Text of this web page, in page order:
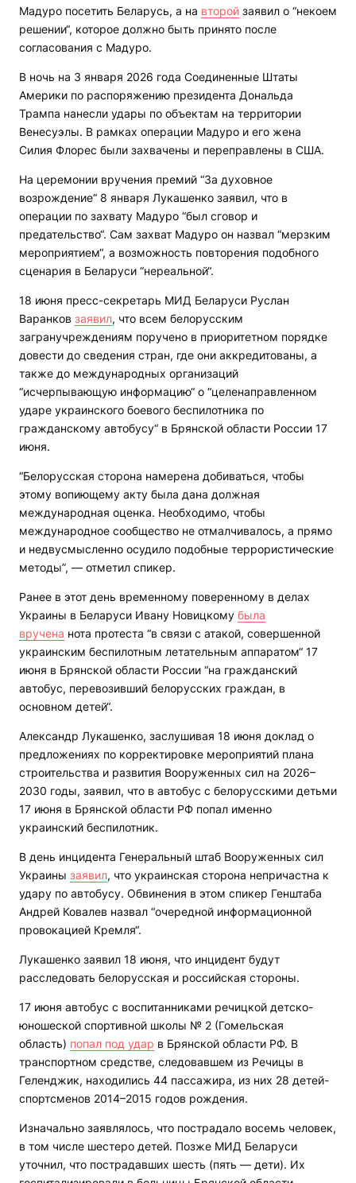
Мадуро посетить Беларусь, а на второй заявил о “некоем
решении“, которое должно быть принято после
согласования с Мадуро.
В ночь на 3 января 2026 года Соединенные Штаты
Америки по распоряжению президента Дональда
Трампа нанесли удары по объектам на территории
Венесуэлы. В рамках операции Мадуро и его жена
Силия Флорес были захвачены и переправлены в США.
На церемонии вручения премий “За духовное
возрождение“ 8 января Лукашенко заявил, что в
операции по захвату Мадуро “был сговор и
предательство“. Сам захват Мадуро он назвал “мерзким
мероприятием“, а возможность повторения подобного
сценария в Беларуси “нереальной“.
18 июня пресс-секретарь МИД Беларуси Руслан
Варанков заявил, что всем белорусским
загранучреждениям поручено в приоритетном порядке
довести до сведения стран, где они аккредитованы, а
также до международных организаций
“исчерпывающую информацию“ о “целенаправленном
ударе украинского боевого беспилотника по
гражданскому автобусу“ в Брянской области России 17
июня.
“Белорусская сторона намерена добиваться, чтобы
этому вопиющему акту была дана должная
международная оценка. Необходимо, чтобы
международное сообщество не отмалчивалось, а прямо
и недвусмысленно осудило подобные террористические
методы”, — отметил спикер.
Ранее в этот день временному поверенному в делах
Украины в Беларуси Ивану Новицкому была
вручена нота протеста “в связи с атакой, совершенной
украинским беспилотным летательным аппаратом“ 17
июня в Брянской области России “на гражданский
автобус, перевозивший белорусских граждан, в
основном детей“.
Александр Лукашенко, заслушивая 18 июня доклад о
предложениях по корректировке мероприятий плана
строительства и развития Вооруженных сил на 2026–
2030 годы, заявил, что в автобус с белорусскими детьми
17 июня в Брянской области РФ попал именно
украинский беспилотник.
В день инцидента Генеральный штаб Вооруженных сил
Украины заявил, что украинская сторона непричастна к
удару по автобусу. Обвинения в этом спикер Генштаба
Андрей Ковалев назвал “очередной информационной
провокацией Кремля“.
Лукашенко заявил 18 июня, что инцидент будут
расследовать белорусская и российская стороны.
17 июня автобус с воспитанниками речицкой детско-
юношеской спортивной школы № 2 (Гомельская
область) попал под удар в Брянской области РФ. В
транспортном средстве, следовавшем из Речицы в
Геленджик, находились 44 пассажира, из них 28 детей-
спортсменов 2014–2015 годов рождения.
Изначально заявлялось, что пострадало восемь человек,
в том числе шестеро детей. Позже МИД Беларуси
уточнил, что пострадавших шесть (пять — дети). Их